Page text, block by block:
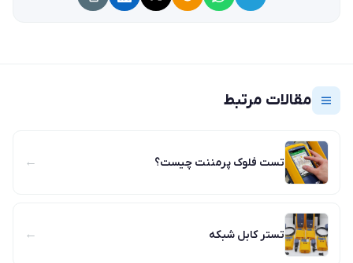
مقالات مرتبط
تست فلوک پرمننت چیست؟ ←
تستر کابل شبکه ←